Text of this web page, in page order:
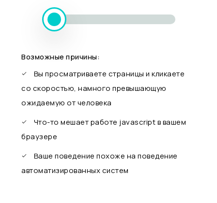
Возможные причины:
Вы просматриваете страницы и кликаете
со скоростью, намного превышающую
ожидаемую от человека
Что-то мешает работе javascript в вашем
браузере
Ваше поведение похоже на поведение
автоматизированных систем